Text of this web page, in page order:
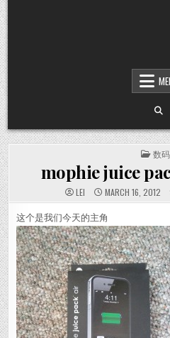
数码
mophie juice
LEI MARCH 16, 2012
这个是我们今天的主角